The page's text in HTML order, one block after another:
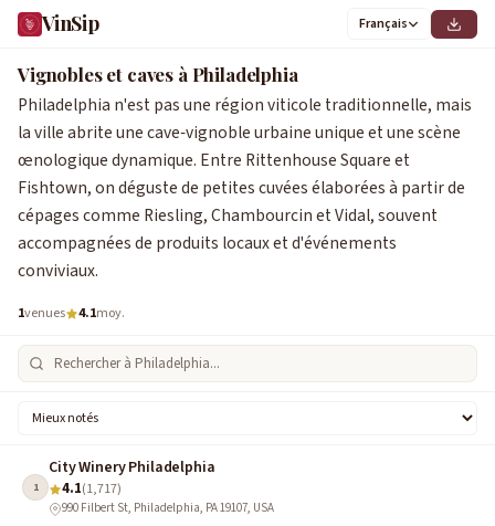
VinSip Français
Vignobles et caves à Philadelphia
Philadelphia n'est pas une région viticole traditionnelle, mais
la ville abrite une cave‑vignoble urbaine unique et une scène
œnologique dynamique. Entre Rittenhouse Square et
Fishtown, on déguste de petites cuvées élaborées à partir de
cépages comme Riesling, Chambourcin et Vidal, souvent
accompagnées de produits locaux et d'événements
conviviaux.
1venues 4.1moy.
1
City Winery Philadelphia
4.1(1,717)
990 Filbert St, Philadelphia, PA 19107, USA